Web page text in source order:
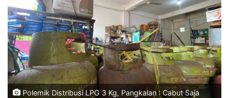
Polemik Distribusi LPG 3 Kg, Pangkalan : Cabut Saja